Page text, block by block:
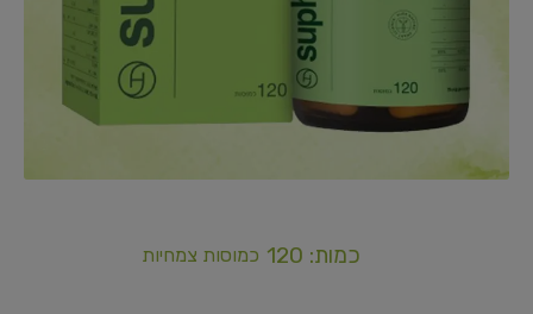
כמות: 120 כמוסות צמחיות